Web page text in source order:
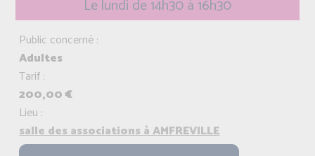
Le lundi de 14h30 à 16h30
Public concerné :
Adultes
Tarif :
200,00 €
Lieu :
salle des associations à AMFREVILLE